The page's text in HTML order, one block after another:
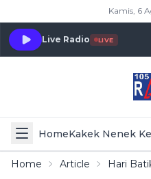
Kamis, 6
Live Radio LIVE
HomeKakek Nenek
Home Article Hari